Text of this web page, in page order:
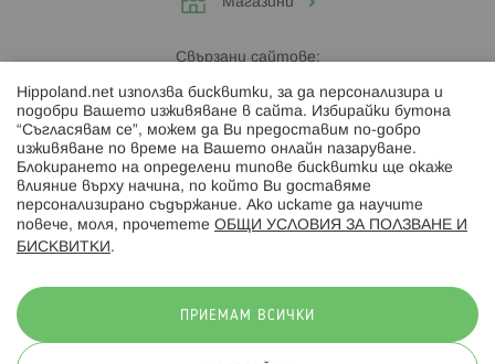
Свързани сайтове:
Hippoland.ro
Последвайте ни:
Hippoland.net използва бисквитки, за да персонализира и
подобри Вашето изживяване в сайта. Избирайки бутона
“Съгласявам се”, можем да Ви предоставим по-добро
изживяване по време на Вашето онлайн пазаруване.
Блокирането на определени типове бисквитки ще окаже
влияние върху начина, по който Ви доставяме
персонализирано съдържание. Ако искате да научите
повече, моля, прочетете ОБЩИ УСЛОВИЯ ЗА ПОЛЗВАНЕ И
БИСКВИТКИ .
ПРИЕМАМ ВСИЧКИ